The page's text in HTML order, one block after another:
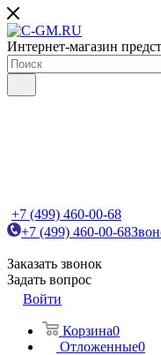
Интернет-магазин
+7 (499) 460-00-68
+7 (499) 460-00-68
Заказать звонок
Задать вопрос
Войти
Корзина0
Отложенные0